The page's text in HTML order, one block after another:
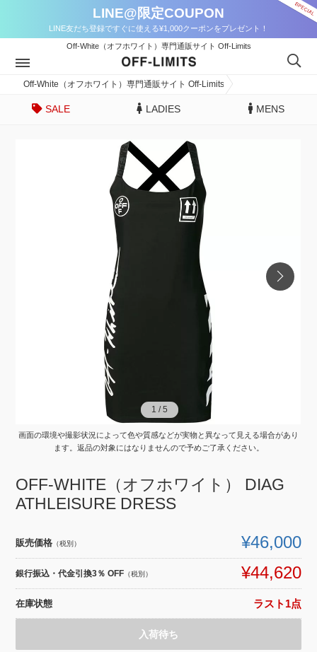
LINE@限定COUPON
LINE友だち登録ですぐに使える¥1,000クーポンをプレゼント！
Off-White（オフホワイト）専門通販サイト Off-Limits
Off-White（オフホワイト）専門通販サイト Off-Limits
SALE LADIES MENS
1 /5
1 /5
画面の環境や撮影状況によって色や質感などが実物と異なって見える場合があり
ます。返品の対象にはなりませんので予めご了承ください。
OFF-WHITE（オフホワイト） DIAG
ATHLEISURE DRESS
販売価格 （税別） ¥46,000
銀行振込・代金引換3％ OFF （税別） ¥44,620
在庫状態 ラスト1点
入荷待ち